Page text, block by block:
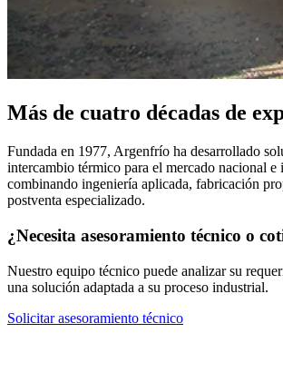
Más de cuatro décadas de
Fundada en 1977, Argenfrío ha desarrollado
intercambio térmico para el mercado nacional e
combinando ingeniería aplicada, fabricación
postventa especializado.
¿Necesita asesoramiento técnico o
Nuestro equipo técnico puede analizar su
una solución adaptada a su proceso industrial.
Solicitar asesoramiento técnico